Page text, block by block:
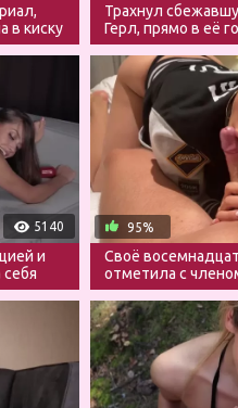
в киску
Трахнул
Герл, прямо в её
5140
и
95%
Своё
отметила с